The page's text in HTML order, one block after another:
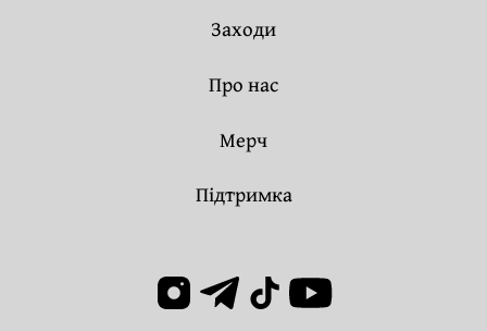
Заходи
Про нас
Мерч
Підтримка